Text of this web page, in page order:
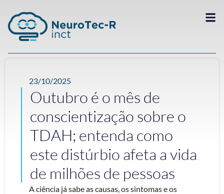
23/10/2025
Outubro é o mês de
conscientização sobre o
TDAH; entenda como
este distúrbio afeta a vida
de milhões de pessoas
A ciência já sabe as causas, os sintomas e os